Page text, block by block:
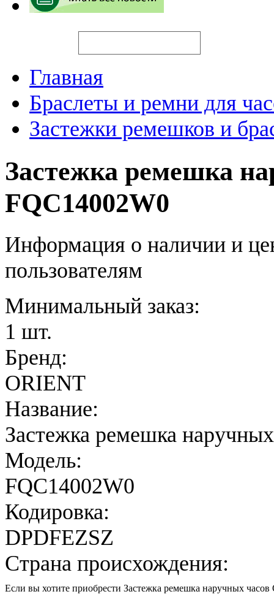
Главная
Браслеты и ремни для
Застежки ремешков и
Застежка ремешка
FQC14002W0
Информация о наличии и
пользователям
Минимальный заказ:
1 шт.
Бренд:
ORIENT
Название:
Застежка ремешка
Модель:
FQC14002W0
Кодировка:
DPDFEZSZ
Страна происхождения:
Если вы хотите приобрести Застежка ремешка наручных